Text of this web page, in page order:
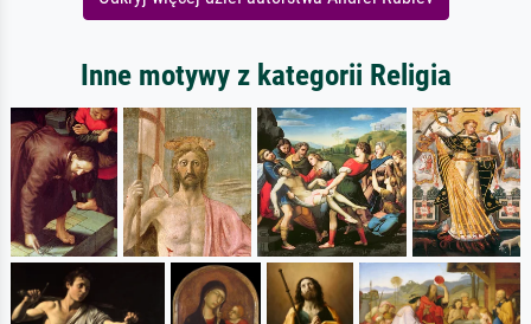
Inne motywy z kategorii Religia